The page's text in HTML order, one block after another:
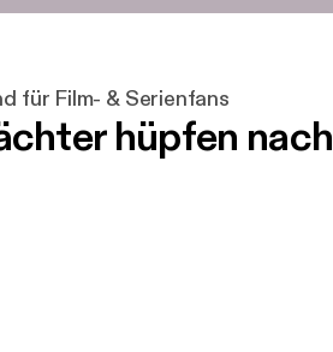
für Film- & Serienfans
hüpfen nach